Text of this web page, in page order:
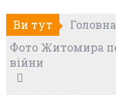
Ви тут
Головна
Фото Житомира
війни